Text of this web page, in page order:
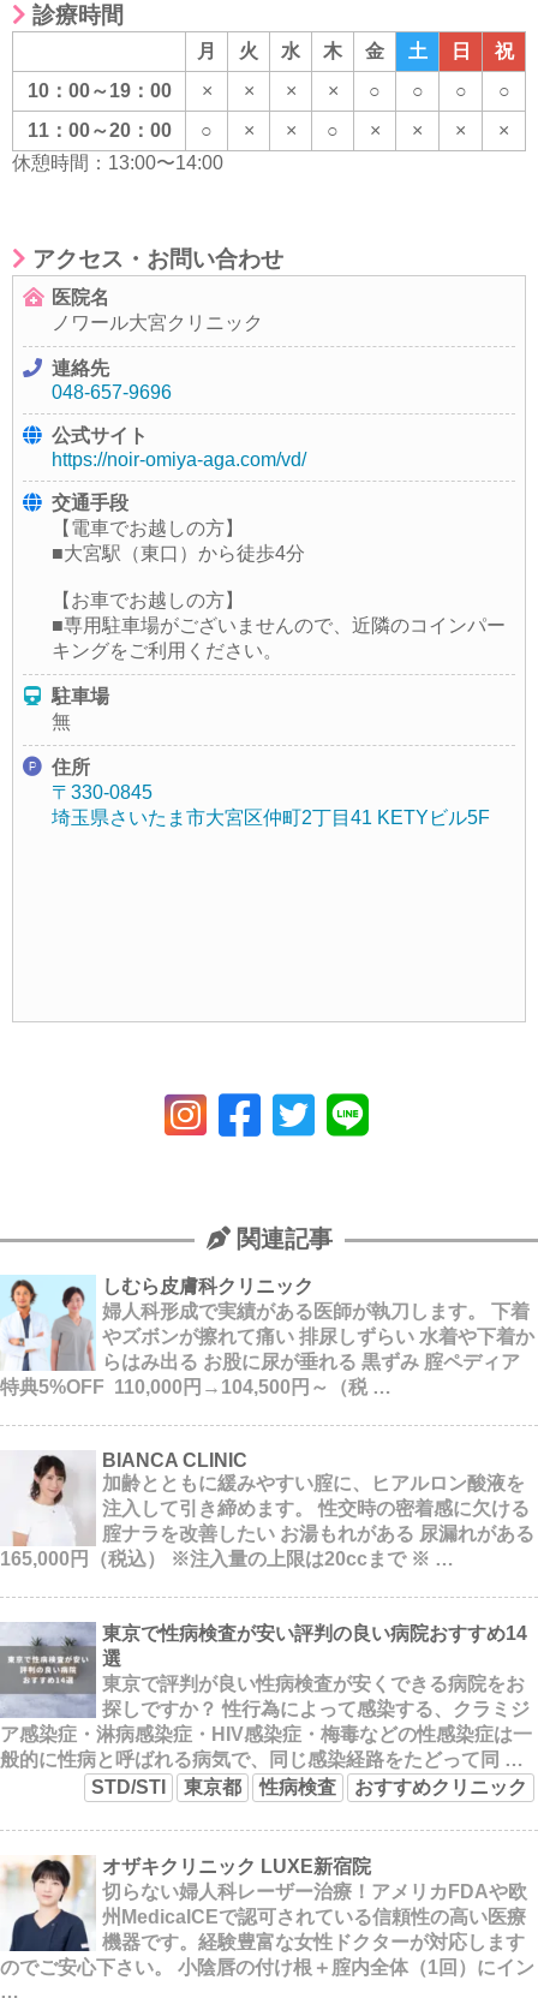
診療時間
月 火 水 木 金 土 日
祝
10：00～19：00
× × × × ○ ○ ○
○
11：00～20：00
○ × × ○ × × ×
×
休憩時間：13:00〜14:00
アクセス・お問い合わせ
医院名
ノワール大宮クリニック
連絡先
048-657-9696
公式サイト
https://noir-omiya-aga.com/vd/
交通手段
【電車でお越しの方】
■大宮駅（東口）から徒歩4分
【お車でお越しの方】
■専用駐車場がございませんので、近隣のコインパー
キングをご利用ください。
駐車場
無
住所
〒330-0845
埼玉県さいたま市大宮区仲町2丁目41 KETYビル5F
関連記事
しむら皮膚科クリニック
婦人科形成で実績がある医師が執刀します。 下着
やズボンが擦れて痛い 排尿しずらい 水着や下着か
らはみ出る お股に尿が垂れる 黒ずみ 腟ペディア
特典5%OFF 110,000円→104,500円～（税 …
BIANCA CLINIC
加齢とともに緩みやすい腟に、ヒアルロン酸液を
注入して引き締めます。 性交時の密着感に欠ける
腟ナラを改善したい お湯もれがある 尿漏れがある
165,000円（税込） ※注入量の上限は20ccまで ※ …
東京で性病検査が安い評判の良い病院おすすめ14
選
東京で評判が良い性病検査が安くできる病院をお
探しですか？ 性行為によって感染する、クラミジ
ア感染症・淋病感染症・HIV感染症・梅毒などの性感染症は一
般的に性病と呼ばれる病気で、同じ感染経路をたどって同 …
STD/STI
東京都 性病検査 おすすめクリニック
オザキクリニック LUXE新宿院
切らない婦人科レーザー治療！アメリカFDAや欧
州MedicalCEで認可されている信頼性の高い医療
機器です。経験豊富な女性ドクターが対応します
のでご安心下さい。 小陰唇の付け根＋腟内全体（1回）にイン
…